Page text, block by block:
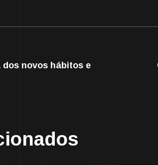
novos hábitos e